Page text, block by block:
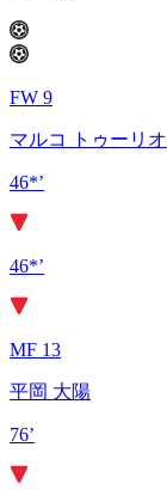
FW 9
マルコ トゥーリオ
46*’
46*’
MF 13
平岡 大陽
76’